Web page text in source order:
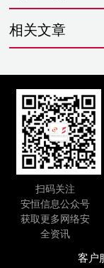
相关文章
扫码关注
安恒信息公众号
获取更多网络安
全资讯
客户